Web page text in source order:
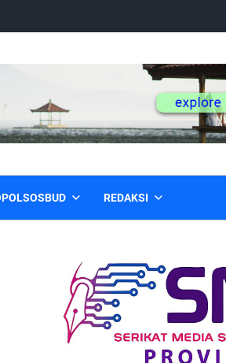
REDAKSI